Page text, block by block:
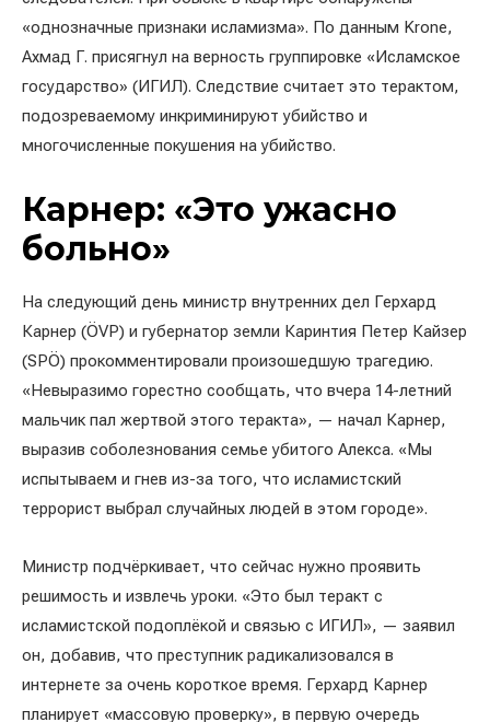
«однозначные признаки исламизма». По данным Krone,
Ахмад Г. присягнул на верность группировке «Исламское
государство» (ИГИЛ). Следствие считает это терактом,
подозреваемому инкриминируют убийство и
многочисленные покушения на убийство.
Карнер: «Это ужасно
больно»
На следующий день министр внутренних дел Герхард
Карнер (ÖVP) и губернатор земли Каринтия Петер Кайзер
(SPÖ) прокомментировали произошедшую трагедию.
«Невыразимо горестно сообщать, что вчера 14-летний
мальчик пал жертвой этого теракта», — начал Карнер,
выразив соболезнования семье убитого Алекса. «Мы
испытываем и гнев из-за того, что исламистский
террорист выбрал случайных людей в этом городе».
Министр подчёркивает, что сейчас нужно проявить
решимость и извлечь уроки. «Это был теракт с
исламистской подоплёкой и связью с ИГИЛ», — заявил
он, добавив, что преступник радикализовался в
интернете за очень короткое время. Герхард Карнер
планирует «массовую проверку», в первую очередь